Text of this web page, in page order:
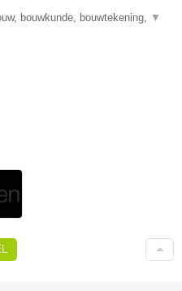
bouwkunde, bouwtekening, ▼